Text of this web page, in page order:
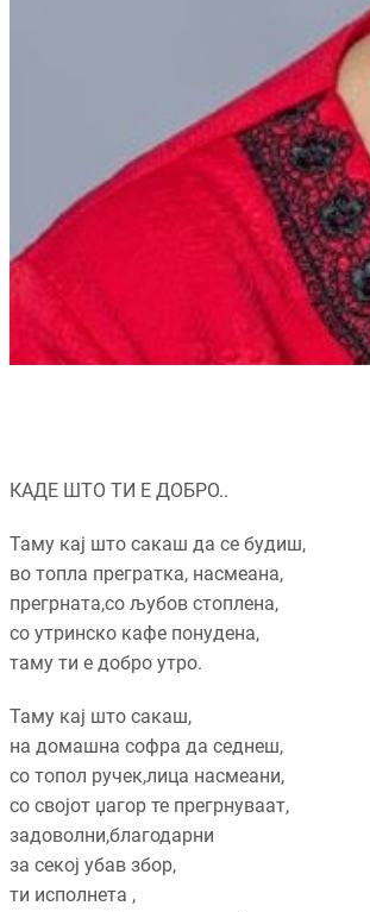
КАДЕ ШТО ТИ Е ДОБРО..
Таму кај што сакаш да се будиш,
во топла прегратка, насмеана,
прегрната,со љубов стоплена,
со утринско кафе понудена,
таму ти е добро утро.
Таму кај што сакаш,
на домашна софра да седнеш,
со топол ручек,лица насмеани,
со својот џагор те прегрнуваат,
задоволни,благодарни
за секој убав збор,
ти исполнета ,